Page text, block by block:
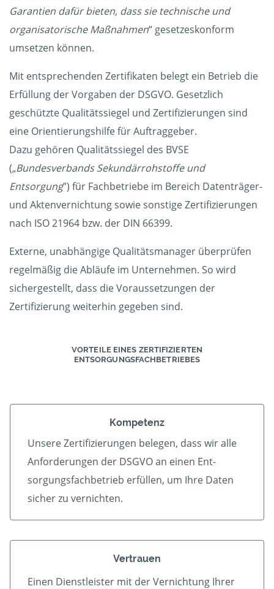
Garantien dafür bieten, dass sie technische und
organisatorische Maßnahmen“ gesetzeskonform
umsetzen können.
Mit entsprechenden Zertifikaten belegt ein Betrieb die
Erfüllung der Vorgaben der DSGVO. Gesetzlich
geschützte Qualitätssiegel und Zertifizierungen sind
eine Orientierungshilfe für Auftraggeber.
Dazu gehören Qualitätssiegel des BVSE
(„Bundesverbands Sekundärrohstoffe und
Entsorgung”) für Fachbetriebe im Bereich Datenträger-
und Aktenvernichtung sowie sonstige Zertifizierungen
nach ISO 21964 bzw. der DIN 66399.
Externe, unabhängige Qualitätsmanager überprüfen
regelmäßig die Abläufe im Unternehmen. So wird
sichergestellt, dass die Voraussetzungen der
Zertifizierung weiterhin gegeben sind.
VORTEILE EINES ZERTIFIZIERTEN
ENTSORGUNGSFACHBETRIEBES
Kompetenz
Unsere Zertifizierungen belegen, dass wir alle
An­forder­ungen der DSGVO an einen Ent­
sorgungs­fach­betrieb er­füllen, um Ihre Daten
sicher zu vernichten.
Vertrauen
Einen Dienstleister mit der Vern­ichtung Ihrer